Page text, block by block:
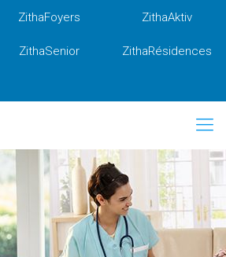
ZithaFoyers ZithaAktiv
ZithaSenior ZithaRésidences